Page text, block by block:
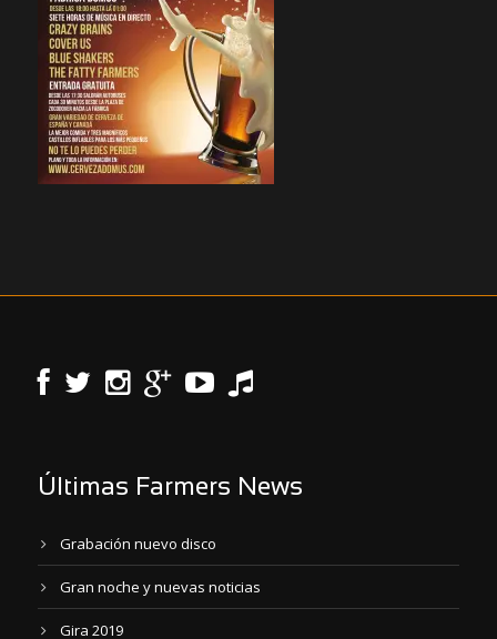
Últimas Farmers News
Grabación nuevo disco
Gran noche y nuevas noticias
Gira 2019